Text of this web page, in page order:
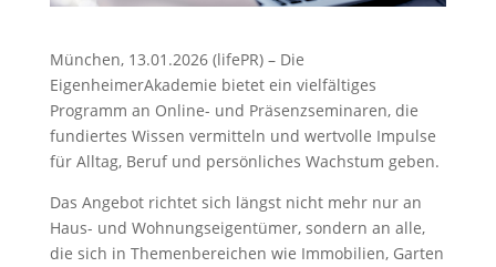
München, 13.01.2026 (lifePR) – Die
EigenheimerAkademie bietet ein vielfältiges
Programm an Online- und Präsenzseminaren, die
fundiertes Wissen vermitteln und wertvolle Impulse
für Alltag, Beruf und persönliches Wachstum geben.
Das Angebot richtet sich längst nicht mehr nur an
Haus- und Wohnungseigentümer, sondern an alle,
die sich in Themenbereichen wie Immobilien, Garten